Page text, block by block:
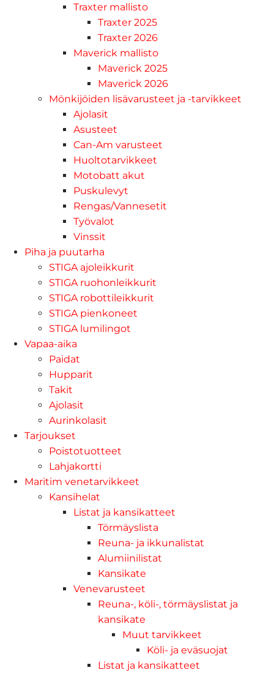
Traxter mallisto
Traxter 2025
Traxter 2026
Maverick mallisto
Maverick 2025
Maverick 2026
Mönkijöiden lisävarusteet ja -tarvikkeet
Ajolasit
Asusteet
Can-Am varusteet
Huoltotarvikkeet
Motobatt akut
Puskulevyt
Rengas/Vannesetit
Työvalot
Vinssit
Piha ja puutarha
STIGA ajoleikkurit
STIGA ruohonleikkurit
STIGA robottileikkurit
STIGA pienkoneet
STIGA lumilingot
Vapaa-aika
Paidat
Hupparit
Takit
Ajolasit
Aurinkolasit
Tarjoukset
Poistotuotteet
Lahjakortti
Maritim venetarvikkeet
Kansihelat
Listat ja kansikatteet
Törmäyslista
Reuna- ja ikkunalistat
Alumiinilistat
Kansikate
Venevarusteet
Reuna-, köli-, törmäyslistat ja
kansikate
Muut tarvikkeet
Köli- ja eväsuojat
Listat ja kansikatteet